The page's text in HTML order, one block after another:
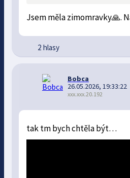
Jsem měla zimomravky🙏.
2 hlasy
Bobca
26.05.2026, 19:33:22
xxx.xxx.20.192
tak tm bych chtěla být…